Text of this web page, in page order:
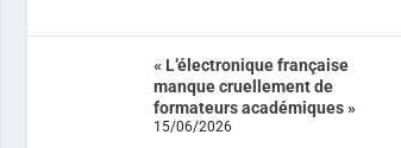
« L’électronique française
manque cruellement de
formateurs académiques »
15/06/2026